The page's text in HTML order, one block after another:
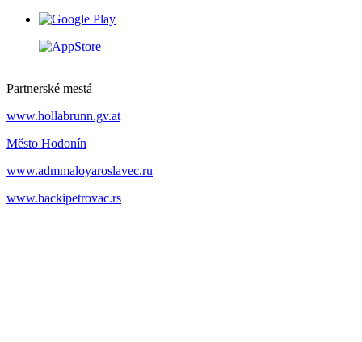
Partnerské mestá
www.hollabrunn.gv.at
Město Hodonín
www.admmaloyaroslavec.ru
www.backipetrovac.rs